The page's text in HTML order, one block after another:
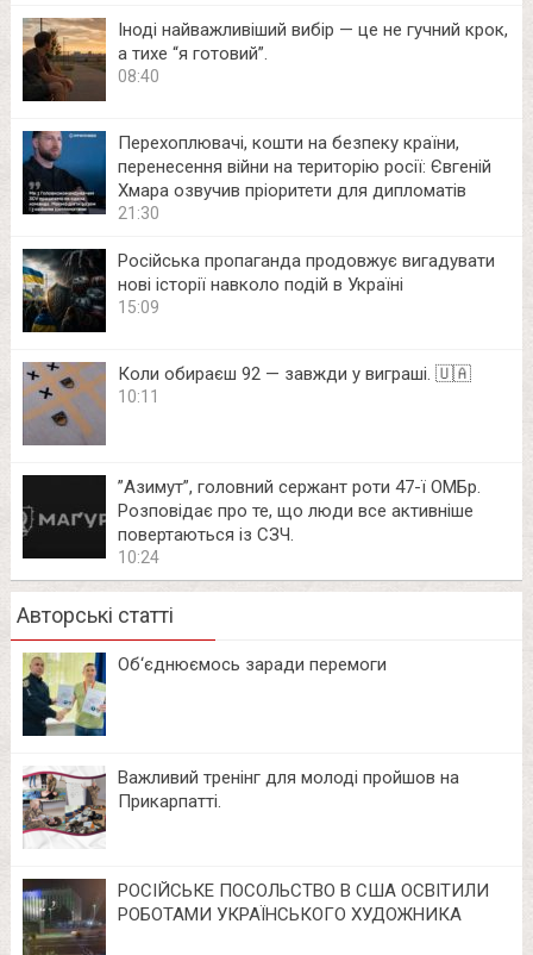
Іноді найважливіший вибір — це не гучний крок,
а тихе “я готовий”.
08:40
Перехоплювачі, кошти на безпеку країни,
перенесення війни на територію росії: Євгеній
Хмара озвучив пріоритети для дипломатів
21:30
Російська пропаганда продовжує вигадувати
нові історії навколо подій в Україні
15:09
Коли обираєш 92 — завжди у виграші. 🇺🇦
10:11
⁨”Азимут”, головний сержант роти 47-ї ОМБр.
Розповідає про те, що люди все активніше
повертаються із СЗЧ.
10:24
Авторські статті
Об‘єднюємось заради перемоги
Важливий тренінг для молоді пройшов на
Прикарпатті.
РОСІЙСЬКЕ ПОСОЛЬСТВО В США ОСВІТИЛИ
РОБОТАМИ УКРАЇНСЬКОГО ХУДОЖНИКА